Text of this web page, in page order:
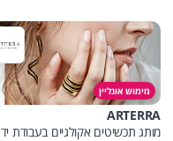
מימוש אונליין
ARTERRA
מותג תכשיטים אקולגיים בעבודת יד